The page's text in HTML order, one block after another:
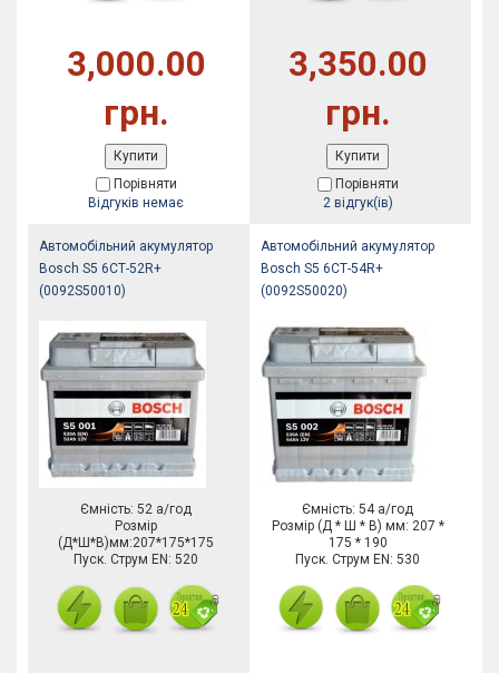
3,000.00
грн.
Купити
Порівняти
Відгуків немає
3,350.00
грн.
Купити
Порівняти
2 відгук(ів)
Автомобільний акумулятор
Bosch S5 6СТ-52R+
(0092S50010)
Ємність: 52 а/год
Розмір
(Д*Ш*В)мм:207*175*175
Пуск. Струм EN: 520
Автомобільний акумулятор
Bosch S5 6СТ-54R+
(0092S50020)
Ємність: 54 а/год
Розмір (Д * Ш * В) мм: 207 *
175 * 190
Пуск. Струм EN: 530